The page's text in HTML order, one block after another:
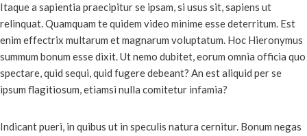
Itaque a sapientia praecipitur se ipsam, si usus sit, sapiens ut
relinquat. Quamquam te quidem video minime esse deterritum. Est
enim effectrix multarum et magnarum voluptatum. Hoc Hieronymus
summum bonum esse dixit. Ut nemo dubitet, eorum omnia officia quo
spectare, quid sequi, quid fugere debeant? An est aliquid per se
ipsum flagitiosum, etiamsi nulla comitetur infamia?
Indicant pueri, in quibus ut in speculis natura cernitur. Bonum negas